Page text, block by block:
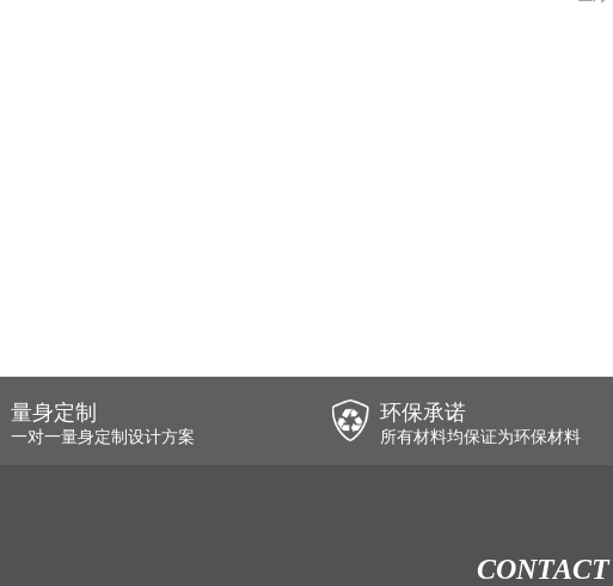
量身定制
一对一量身定制设计方案
环保承诺
所有材料均保证为环保材料
CONTACT